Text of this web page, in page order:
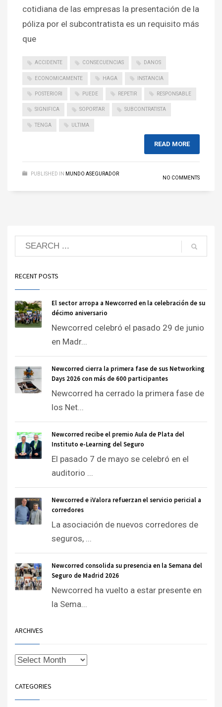
cotidiana de las empresas la presentación de la
póliza por el subcontratista es un requisito más
que
ACCIDENTE CONSECUENCIAS DANOS
ECONOMICAMENTE HAGA INSTANCIA
POSTERIORI PUEDE REPETIR RESPONSABLE
SIGNIFICA SOPORTAR SUBCONTRATISTA
TENGA ULTIMA
READ MORE
PUBLISHED IN MUNDO ASEGURADOR
NO COMMENTS
RECENT POSTS
El sector arropa a Newcorred en la celebración de su
décimo aniversario
Newcorred celebró el pasado 29 de junio
en Madr...
Newcorred cierra la primera fase de sus Networking
Days 2026 con más de 600 participantes
Newcorred ha cerrado la primera fase de
los Net...
Newcorred recibe el premio Aula de Plata del
Instituto e-Learning del Seguro
El pasado 7 de mayo se celebró en el
auditorio ...
Newcorred e iValora refuerzan el servicio pericial a
corredores
La asociación de nuevos corredores de
seguros, ...
Newcorred consolida su presencia en la Semana del
Seguro de Madrid 2026
Newcorred ha vuelto a estar presente en
la Sema...
ARCHIVES
CATEGORIES